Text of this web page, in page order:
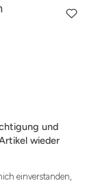
und
wieder
einverstanden,